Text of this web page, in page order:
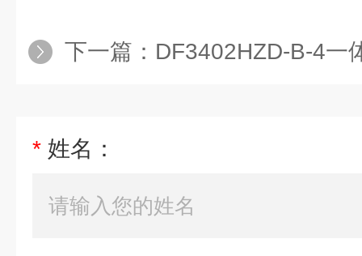
下一篇： DF3402HZD-B-4一体化
* 姓名：